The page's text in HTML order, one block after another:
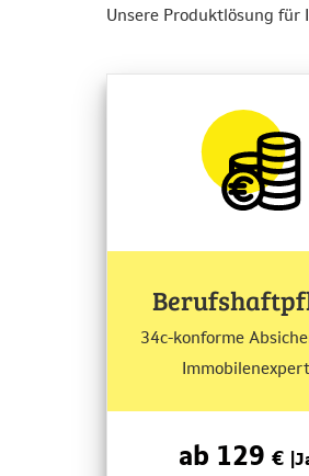
Unsere Produktlösung
34c-konforme
ab 129 €